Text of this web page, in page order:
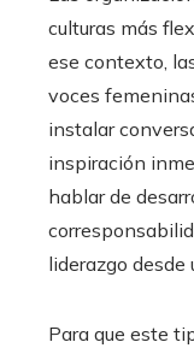
culturas más
ese contexto,
voces
instalar
inspiración
hablar de
liderazgo
Para que este